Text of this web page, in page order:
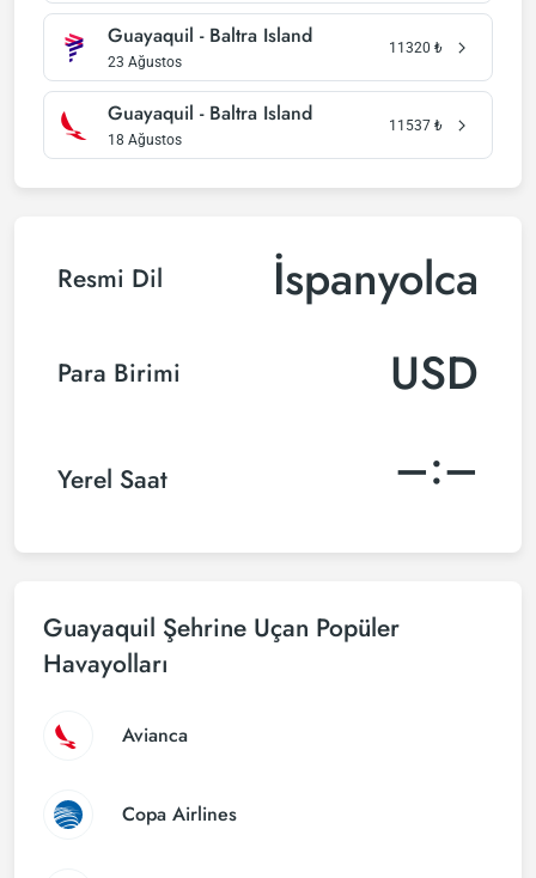
Guayaquil - Baltra Island
23 Ağustos
11320 ₺
Guayaquil - Baltra Island
18 Ağustos
11537 ₺
Resmi Dil İspanyolca
Para Birimi USD
Yerel Saat –:–
Guayaquil Şehrine Uçan Popüler
Havayolları
Avianca
Copa Airlines